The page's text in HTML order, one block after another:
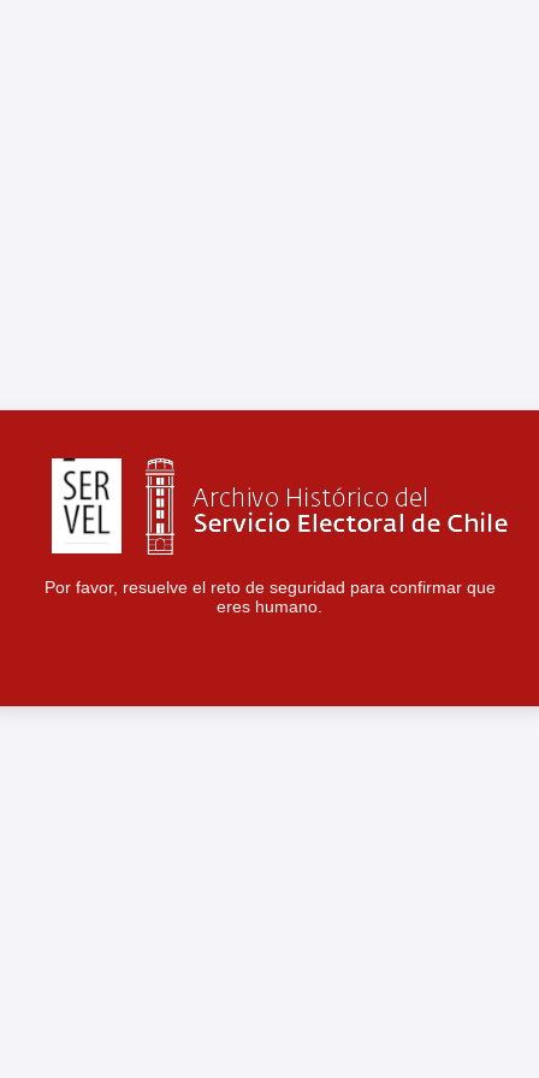
Por favor, resuelve el reto de seguridad para confirmar que
eres humano.